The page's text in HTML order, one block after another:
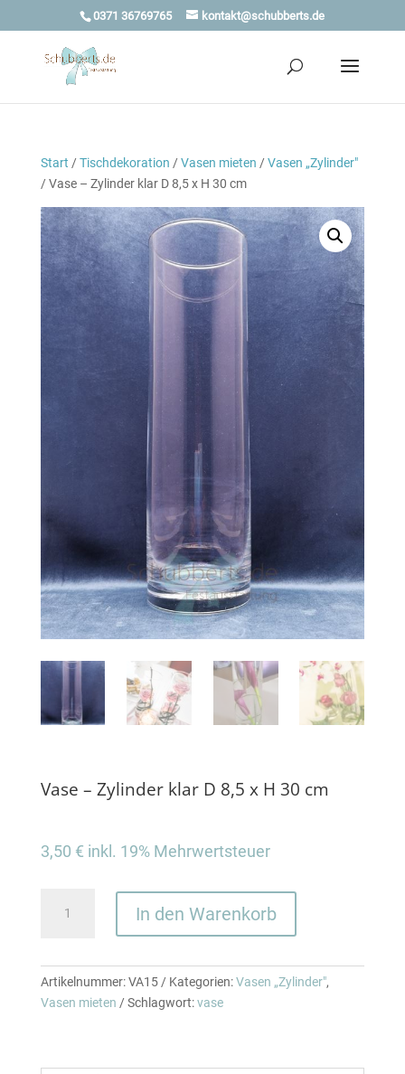
0371 36769765 kontakt@schubberts.de
Start /Tischdekoration /Vasen mieten /Vasen „Zylinder"
/ Vase – Zylinder klar D 8,5 x H 30 cm
Vase – Zylinder klar D 8,5 x H 30 cm
3,50 € inkl. 19% Mehrwertsteuer
D
8,5
30
In den Warenkorb
Artikelnummer:VA15 Kategorien:Vasen „Zylinder",
Vasen mieten
Schlagwort:vase